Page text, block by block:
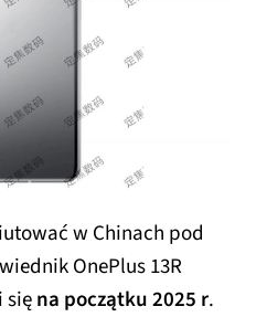
w Chinach pod
OnePlus 13R
sięna początku 2025 r.